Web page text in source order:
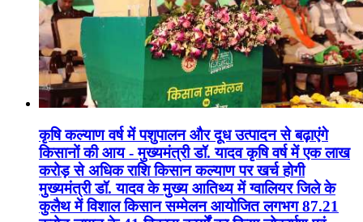
कृषि कल्याण वर्ष में पशुपालन और दूध उत्पादन से बढ़ाएंगे
किसानों की आय - मुख्यमंत्री डॉ. यादव कृषि वर्ष में एक लाख
करोड़ से अधिक राशि किसान कल्याण पर खर्च होगी
मुख्यमंत्री डॉ. यादव के मुख्य आतिथ्य में ग्वालियर जिले के
कुलैथ में विशाल किसान सम्मेलन आयोजित लगभग 87.21